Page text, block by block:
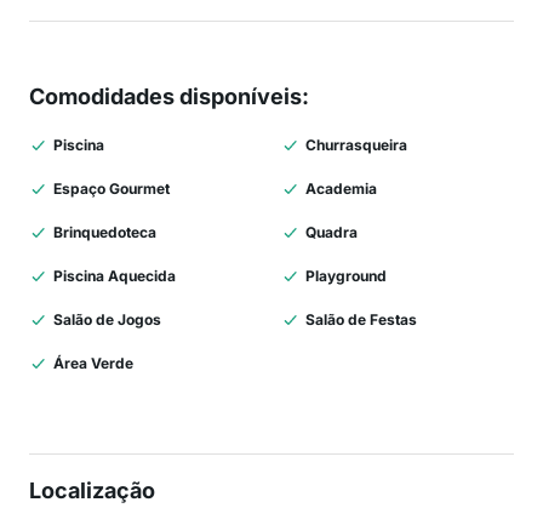
Comodidades disponíveis:
Piscina Churrasqueira
Espaço Gourmet Academia
Brinquedoteca Quadra
Piscina Aquecida Playground
Salão de Jogos Salão de Festas
Área Verde
Localização